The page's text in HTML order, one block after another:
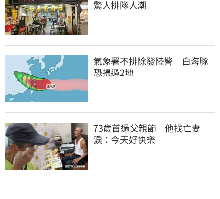
驚人排隊人潮
氣象署不排除發陸警　白海豚
恐掃過2地
73歲首過父親節　他找亡妻
淚：今天好快樂